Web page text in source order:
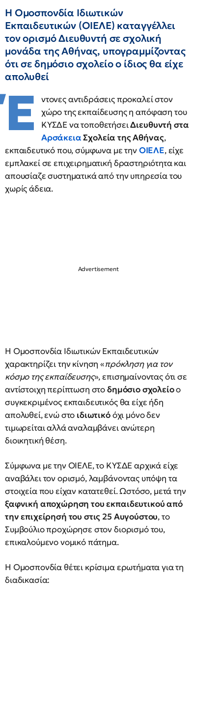
Η Ομοσπονδία Ιδιωτικών
Εκπαιδευτικών (ΟΙΕΛΕ) καταγγέλλει
τον ορισμό Διευθυντή σε σχολική
μονάδα της Αθήνας, υπογραμμίζοντας
ότι σε δημόσιο σχολείο ο ίδιος θα είχε
απολυθεί
Έ
ντονες αντιδράσεις προκαλεί στον
χώρο της εκπαίδευσης η απόφαση του
ΚΥΣΔΕ να τοποθετήσειΔιευθυντή στα
ΑρσάκειαΣχολεία της Αθήνας,
εκπαιδευτικό που, σύμφωνα με τηνΟΙΕΛΕ, είχε
εμπλακεί σε επιχειρηματική δραστηριότητα και
απουσίαζε συστηματικά από την υπηρεσία του
χωρίς άδεια.
Η Ομοσπονδία Ιδιωτικών Εκπαιδευτικών
χαρακτηρίζει την κίνηση «πρόκληση για τον
κόσμο της εκπαίδευσης», επισημαίνοντας ότι σε
αντίστοιχη περίπτωση στοδημόσιο σχολείοο
συγκεκριμένος εκπαιδευτικός θα είχε ήδη
απολυθεί, ενώ στο ιδιωτικόόχι μόνο δεν
τιμωρείται αλλά αναλαμβάνει ανώτερη
διοικητική θέση.
Σύμφωνα με την ΟΙΕΛΕ, το ΚΥΣΔΕ αρχικά είχε
αναβάλει τον ορισμό, λαμβάνοντας υπόψη τα
στοιχεία που είχαν κατατεθεί. Ωστόσο, μετά την
ξαφνική αποχώρηση του εκπαιδευτικού από
την επιχείρησή του στις 25 Αυγούστου, το
Συμβούλιο προχώρησε στον διορισμό του,
επικαλούμενο νομικό πάτημα.
Η Ομοσπονδία θέτει κρίσιμα ερωτήματα για τη
διαδικασία: